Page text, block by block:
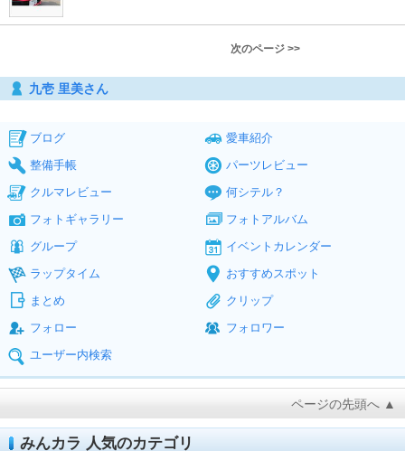
次のページ >>
九壱 里美さん
ブログ
愛車紹介
整備手帳
パーツレビュー
クルマレビュー
何シテル？
フォトギャラリー
フォトアルバム
グループ
イベントカレンダー
ラップタイム
おすすめスポット
まとめ
クリップ
フォロー
フォロワー
ユーザー内検索
ページの先頭へ ▲
みんカラ 人気のカテゴリ